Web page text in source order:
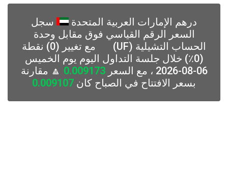
درهم الإمارات العربية المتحدة
سجل
السعر الرقم القياسي فوق مقابل وحدة
الحساب التشيلية (UF)
مع تغيير (0) نقطة
(0٪) خلال جلسة التداول اليوم يوم الخميس
06-08-2026 ، مع السعر
0.009173 🔼 مقارنة
بسعر الافتتاح في الصباح كان 0.009107